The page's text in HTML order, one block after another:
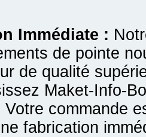
Immédiate :
de pointe
de qualité
Maket-Info-
Votre commande
fabrication